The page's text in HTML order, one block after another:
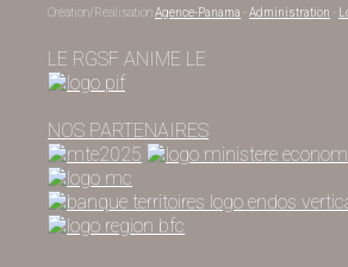
Création/RéalisationAgence-Panama - Administration -
LE RGSF ANIME LE
NOS PARTENAIRES